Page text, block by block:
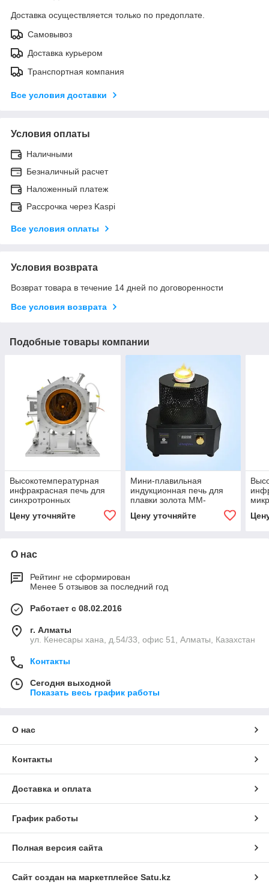
Доставка осуществляется только по предоплате.
Самовывоз
Доставка курьером
Транспортная компания
Все условия доставки
Условия оплаты
Наличными
Безналичный расчет
Наложенный платеж
Рассрочка через Kaspi
Все условия оплаты
Условия возврата
Возврат товара в течение 14 дней по договоренности
Все условия возврата
Подобные товары компании
Высокотемпературная
инфракрасная печь для
синхротронных
исследований IH1600-SR
Цену уточняйте
Мини-плавильная
индукционная печь для
плавки золота MM-
Цену уточняйте
О нас
Рейтинг не сформирован
Менее 5 отзывов за последний год
Работает с 08.02.2016
г. Алматы
ул. Кенесары хана, д.54/33, офис 51, Алматы, Казахстан
Контакты
Сегодня выходной
Показать весь график работы
О нас
Контакты
Доставка и оплата
График работы
Полная версия сайта
Сайт создан на маркетплейсе Satu.kz